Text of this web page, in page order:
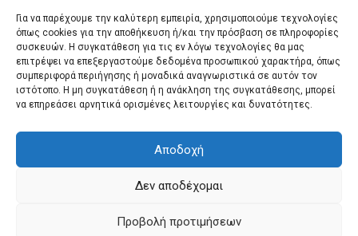
Για να παρέχουμε την καλύτερη εμπειρία, χρησιμοποιούμε τεχνολογίες
όπως cookies για την αποθήκευση ή/και την πρόσβαση σε πληροφορίες
συσκευών. Η συγκατάθεση για τις εν λόγω τεχνολογίες θα μας
επιτρέψει να επεξεργαστούμε δεδομένα προσωπικού χαρακτήρα, όπως
συμπεριφορά περιήγησης ή μοναδικά αναγνωριστικά σε αυτόν τον
ιστότοπο. Η μη συγκατάθεση ή η ανάκληση της συγκατάθεσης, μπορεί
να επηρεάσει αρνητικά ορισμένες λειτουργίες και δυνατότητες.
Αποδοχή
Δεν αποδέχομαι
Προβολή προτιμήσεων
ΚΟΣΜΟΣ
«ξαναγάπησε» τη
Σαουδική Αραβία – Η
ΚΟΣΜΟΣ
Κολομβία: Οι ΗΠΑ
προσφέρουν 1 δισ.
δολάρια στη νέα
ακροδεξιού Εσπριέγια